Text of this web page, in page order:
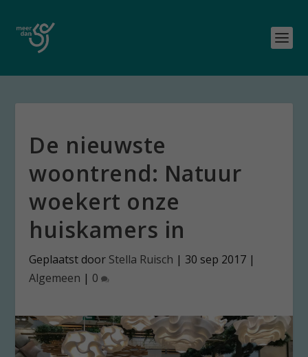
De nieuwste
woontrend: Natuur
woekert onze
huiskamers in
Geplaatst door Stella Ruisch | 30 sep 2017 |
Algemeen | 0